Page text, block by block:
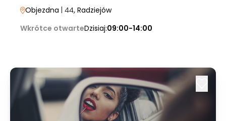
Objezdna | 44, Radziejów
Wkrótce otwarteDzisiaj:09:00-14:00